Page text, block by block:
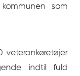
som
veterankøretøjer
indtil fuld